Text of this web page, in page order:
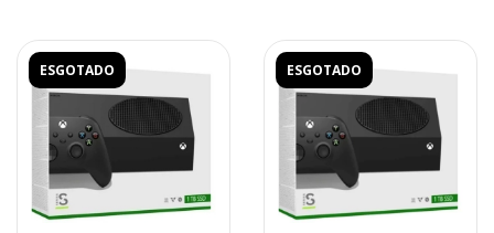
ESGOTADO ESGOTADO